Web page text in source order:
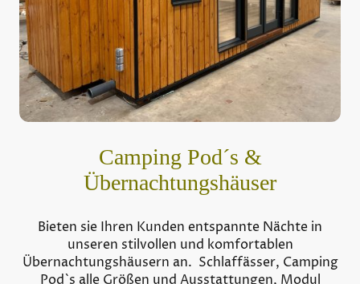
Camping Pod´s &
Übernachtungshäuser
Bieten sie Ihren Kunden entspannte Nächte in
unseren stilvollen und komfortablen
Übernachtungshäusern an. Schlaffässer, Camping
Pod`s alle Größen und Ausstattungen, Modul